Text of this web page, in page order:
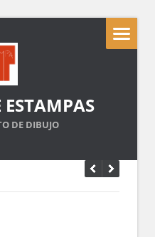
DE DIBUJO